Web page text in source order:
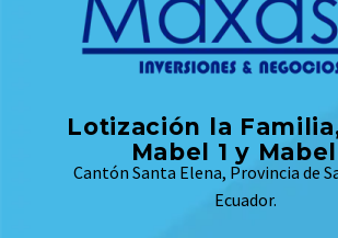
Lotización la
Mabel 1 y
Cantón Santa Elena, Provincia de
Ecuador.